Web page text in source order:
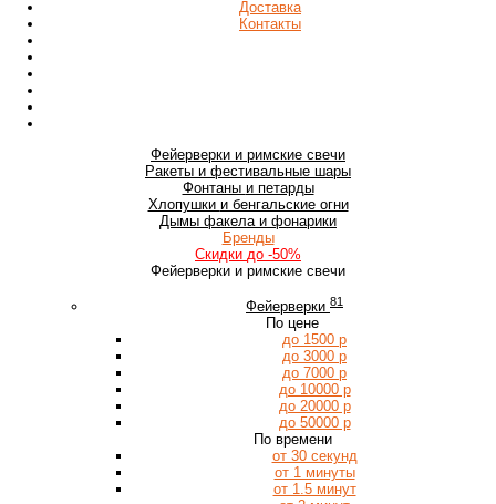
Доставка
Контакты
Фейерверки и римские свечи
Ракеты и фестивальные шары
Фонтаны и петарды
Хлопушки и бенгальские огни
Дымы факела и фонарики
Бренды
Скидки до -50%
Фейерверки и римские свечи
Фейерверки 81
По цене
до 1500 р
до 3000 р
до 7000 р
до 10000 р
до 20000 р
до 50000 р
По времени
от 30 секунд
от 1 минуты
от 1.5 минут